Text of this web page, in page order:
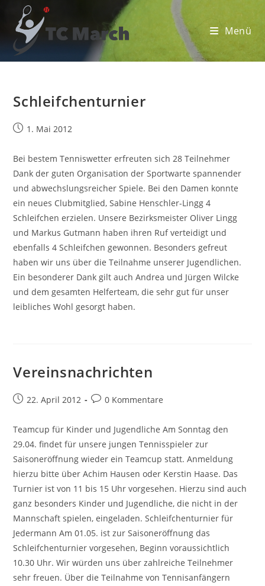
Inhalt
springen
Menü
Schleifchenturnier
Beitrag1. Mai 2012
Bei bestem Tenniswetter erfreuten sich 28 Teilnehmer
Dank der guten Organisation der Sportwarte spannender
und abwechslungsreicher Spiele. Bei den Damen konnte
ein neues Clubmitglied, Sabine Henschler-Lingg 4
Schleifchen erzielen. Unsere Bezirksmeister Oliver Lingg
und Markus Gutmann haben ihren Ruf verteidigt und
ebenfalls 4 Schleifchen gewonnen. Besonders gefreut
haben wir uns über die Teilnahme unserer Jugendlichen.
Ein besonderer Dank gilt auch Andrea und Jürgen Wilcke
und dem gesamten Helferteam, die sehr gut für unser
leibliches Wohl gesorgt haben.
Vereinsnachrichten
Beitrag22. April 2012
Beitrags-
0 Kommentare
Teamcup für Kinder und Jugendliche Am Sonntag den
29.04. findet für unsere jungen Tennisspieler zur
Saisoneröffnung wieder ein Teamcup statt. Anmeldung
hierzu bitte über Achim Hausen oder Kerstin Haase. Das
Turnier ist von 11 bis 15 Uhr vorgesehen. Hierzu sind auch
ganz besonders Kinder und Jugendliche, die nicht in der
Mannschaft spielen, eingeladen. Schleifchenturnier für
Jedermann Am 01.05. ist zur Saisoneröffnung das
Schleifchenturnier vorgesehen, Beginn voraussichtlich
10.30 Uhr. Wir würden uns über zahlreiche Teilnehmer
sehr freuen. Über die Teilnahme von Tennisanfängern